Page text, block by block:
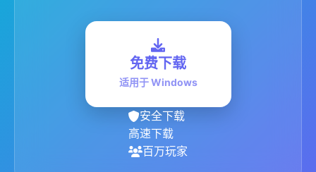
免费下载
适用于 Windows
安全下载
高速下载
百万玩家